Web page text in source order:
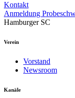
Kontakt
Anmeldung
Hamburger SC
Verein
Vorstand
Newsroom
Kanäle